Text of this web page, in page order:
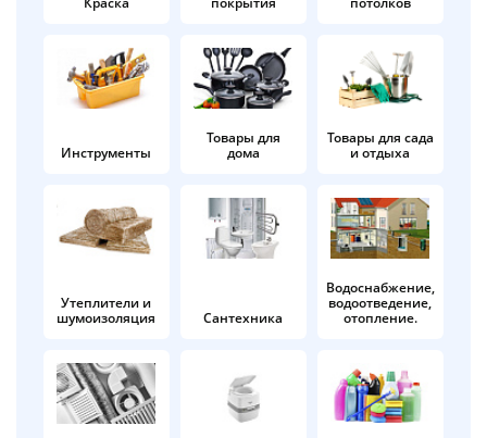
Инструменты
Товары для
дома
Товары для сада
и отдыха
Утеплители и
шумоизоляция
Сантехника
Водоснабжение,
водоотведение,
отопление.
в корзину
Оплачивайте сегодня только
25% картой любого банка
Получайте товар
выбранный способом
Оставшиеся
% будут
по25%каждые 2 недели